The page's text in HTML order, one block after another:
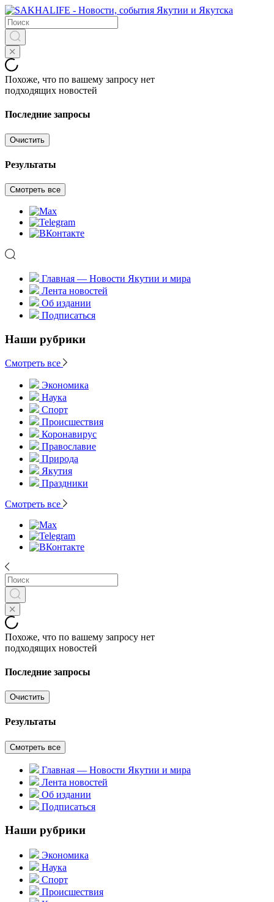
Похоже, что по вашему запросу нет
подходящих новостей
Последние запросы
Очистить
Результаты
Смотреть все
Главная — Новости Якутии и мира
Лента новостей
Об издании
Подписаться
Наши рубрики
Смотреть все
Экономика
Наука
Спорт
Происшествия
Коронавирус
Православие
Природа
Якутия
Праздники
Смотреть все
Похоже, что по вашему запросу нет
подходящих новостей
Последние запросы
Очистить
Результаты
Смотреть все
Главная — Новости Якутии и мира
Лента новостей
Об издании
Подписаться
Наши рубрики
Экономика
Наука
Спорт
Происшествия